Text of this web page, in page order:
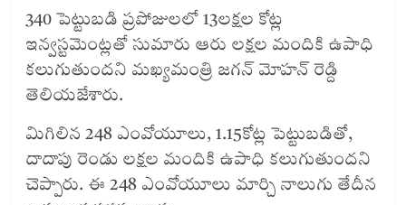
340 పెట్టుబడి ప్రపోజులలో 13లక్షల కోట్ల
ఇన్వస్టమెంట్లతో సుమారు ఆరు లక్షల మందికి ఉపాధి
కలుగుతుందని మఖ్యమంత్రి జగన్ మోహన్ రెడ్ది
తెలియజేశారు.
మిగిలిన 248 ఎంవోయూలు, 1.15కోట్ల పెట్టుబడితో,
దాదాపు రెండు లక్షల మందికి ఉపాధి కలుగుతుందని
చెప్పారు. ఈ 248 ఎంవోయూలు మార్చి నాలుగు తేదీన